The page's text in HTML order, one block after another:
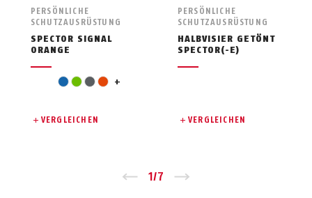
PERSÖNLICHE
SCHUTZAUSRÜSTUNG
SPECTOR SIGNAL
ORANGE
blaugrüngrauorange
pink +
VERGLEICHEN
PERSÖNLICHE
SCHUTZAUSRÜSTUNG
HALBVISIER GETÖNT
SPECTOR(-E)
VERGLEICHEN
Zurück
1/7